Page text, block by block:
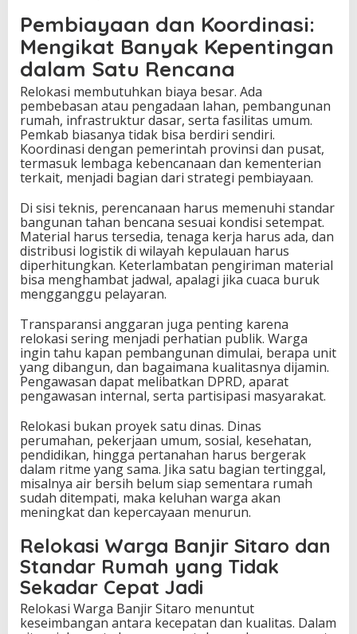
Pembiayaan dan Koordinasi:
Mengikat Banyak Kepentingan
dalam Satu Rencana
Relokasi membutuhkan biaya besar. Ada
pembebasan atau pengadaan lahan, pembangunan
rumah, infrastruktur dasar, serta fasilitas umum.
Pemkab biasanya tidak bisa berdiri sendiri.
Koordinasi dengan pemerintah provinsi dan pusat,
termasuk lembaga kebencanaan dan kementerian
terkait, menjadi bagian dari strategi pembiayaan.
Di sisi teknis, perencanaan harus memenuhi standar
bangunan tahan bencana sesuai kondisi setempat.
Material harus tersedia, tenaga kerja harus ada, dan
distribusi logistik di wilayah kepulauan harus
diperhitungkan. Keterlambatan pengiriman material
bisa menghambat jadwal, apalagi jika cuaca buruk
mengganggu pelayaran.
Transparansi anggaran juga penting karena
relokasi sering menjadi perhatian publik. Warga
ingin tahu kapan pembangunan dimulai, berapa unit
yang dibangun, dan bagaimana kualitasnya dijamin.
Pengawasan dapat melibatkan DPRD, aparat
pengawasan internal, serta partisipasi masyarakat.
Relokasi bukan proyek satu dinas. Dinas
perumahan, pekerjaan umum, sosial, kesehatan,
pendidikan, hingga pertanahan harus bergerak
dalam ritme yang sama. Jika satu bagian tertinggal,
misalnya air bersih belum siap sementara rumah
sudah ditempati, maka keluhan warga akan
meningkat dan kepercayaan menurun.
Relokasi Warga Banjir Sitaro dan
Standar Rumah yang Tidak
Sekadar Cepat Jadi
Relokasi Warga Banjir Sitaro menuntut
keseimbangan antara kecepatan dan kualitas. Dalam